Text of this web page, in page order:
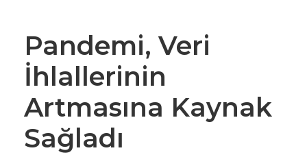
Pandemi, Veri
İhlallerinin
Artmasına Kaynak
Sağladı